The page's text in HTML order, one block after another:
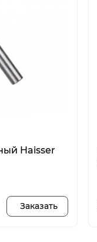
Haisser
Заказать